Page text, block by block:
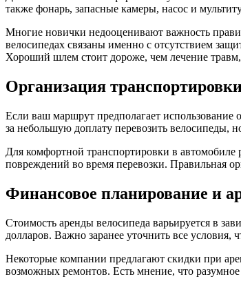
также фонарь, запасные камеры, насос и
Многие новички недооценивают важность
велосипедах связаны именно с отсутствием
Хороший шлем стоит дороже, чем лечение
Организация
Если ваш маршрут предполагает использование
за небольшую доплату перевозить велосипеды,
Для комфортной транспортировки в автомобиле
повреждений во время перевозки. Правильная
Финансовое планирование и
Стоимость аренды велосипеда варьируется в
долларов. Важно заранее уточнить все условия,
Некоторые компании предлагают скидки при
возможных ремонтов. Есть мнение, что